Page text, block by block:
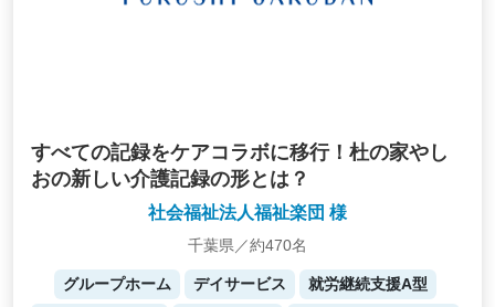
すべての記録をケアコラボに移行！杜の家やし
おの新しい介護記録の形とは？
社会福祉法人福祉楽団 様
千葉県／約470名
グループホーム デイサービス
就労継続支援A型